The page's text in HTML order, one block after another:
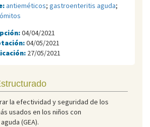
antieméticos; gastroenteritis aguda;
04/04/2021
04/05/2021
27/05/2021
la efectividad y seguridad de los
usados en los niños con
(GEA).